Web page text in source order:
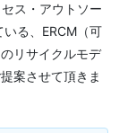
ス・アウトソー
る、ERCM（可
リサイクルモデ
案させて頂きま